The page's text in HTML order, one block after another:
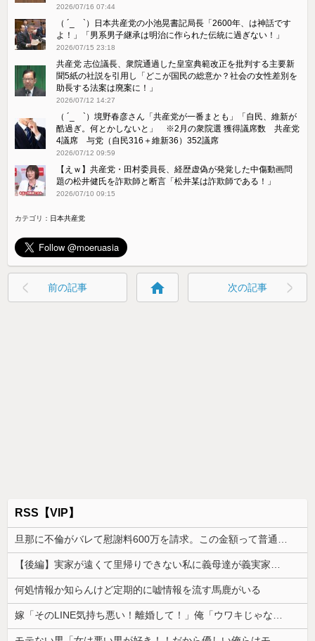
2026/07/16 07:44
（ ´_ゝ`）日本共産党の小池晃書記局長「2600年、は神話です
よ！」「​男系男子継承は明治に作られた伝統に過ぎない！」
2026/07/15 23:18
共産党 志位議長、衆院通過した皇室典範改正を批判する主要新
聞5紙の社説を引用し「どこが国民の総意か？社会の女性差別を
助長する法案は廃案に！」
2026/07/12 14:27
（ ´_ゝ`）境野春彦さん「共産党が一番まとも」「自民、維新が
酷過ぎ。何とかしないと」 ※2月の衆院選 獲得議席数 共産党
4議席 与党（自民316＋維新36）352議席
2026/07/12 09:59
【えｗ】共産党・田村委員長、経歴虚偽が発覚した中傷動画問
題の松井健氏を詐欺師と断言「松井某は詐欺師である！」
2026/07/10 09:15
カテゴリ： 日本共産党
前の記事 home 次の記事
RSS【VIP】
何処情報か知らんけど定期的に嘘情報を流す馬鹿がいる